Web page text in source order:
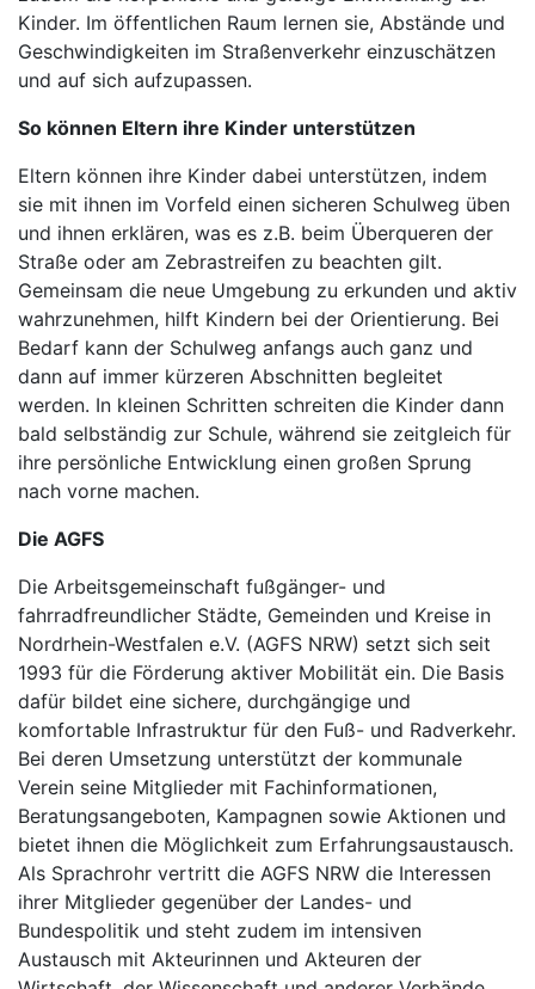
Kinder. Im öffentlichen Raum lernen sie, Abstände und
Geschwindigkeiten im Straßenverkehr einzuschätzen
und auf sich aufzupassen.
So können Eltern ihre Kinder unterstützen
Eltern können ihre Kinder dabei unterstützen, indem
sie mit ihnen im Vorfeld einen sicheren Schulweg üben
und ihnen erklären, was es z.B. beim Überqueren der
Straße oder am Zebrastreifen zu beachten gilt.
Gemeinsam die neue Umgebung zu erkunden und aktiv
wahrzunehmen, hilft Kindern bei der Orientierung. Bei
Bedarf kann der Schulweg anfangs auch ganz und
dann auf immer kürzeren Abschnitten begleitet
werden. In kleinen Schritten schreiten die Kinder dann
bald selbständig zur Schule, während sie zeitgleich für
ihre persönliche Entwicklung einen großen Sprung
nach vorne machen.
Die AGFS
Die Arbeitsgemeinschaft fußgänger- und
fahrradfreundlicher Städte, Gemeinden und Kreise in
Nordrhein-Westfalen e.V. (AGFS NRW) setzt sich seit
1993 für die Förderung aktiver Mobilität ein. Die Basis
dafür bildet eine sichere, durchgängige und
komfortable Infrastruktur für den Fuß- und Radverkehr.
Bei deren Umsetzung unterstützt der kommunale
Verein seine Mitglieder mit Fachinformationen,
Beratungsangeboten, Kampagnen sowie Aktionen und
bietet ihnen die Möglichkeit zum Erfahrungsaustausch.
Als Sprachrohr vertritt die AGFS NRW die Interessen
ihrer Mitglieder gegenüber der Landes- und
Bundespolitik und steht zudem im intensiven
Austausch mit Akteurinnen und Akteuren der